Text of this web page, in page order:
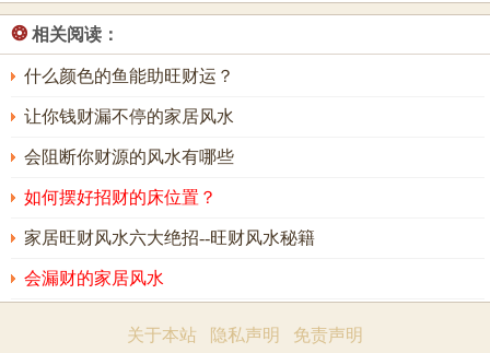
❂ 相关阅读：
什么颜色的鱼能助旺财运？
让你钱财漏不停的家居风水
会阻断你财源的风水有哪些
如何摆好招财的床位置？
家居旺财风水六大绝招--旺财风水秘籍
会漏财的家居风水
关于本站 隐私声明 免责声明